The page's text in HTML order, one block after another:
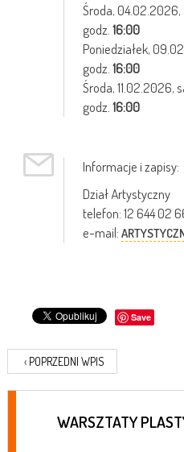
Środa,04.02.2026
godz. 16:00
Poniedziałek,
godz. 16:00
Środa,11.02.2026,
godz. 16:00
Informacje i zapisy:
Dział Artystyczny
telefon: 12 644 02
e-mail:
Save
‹ POPRZEDNI WPIS
WARSZTATY